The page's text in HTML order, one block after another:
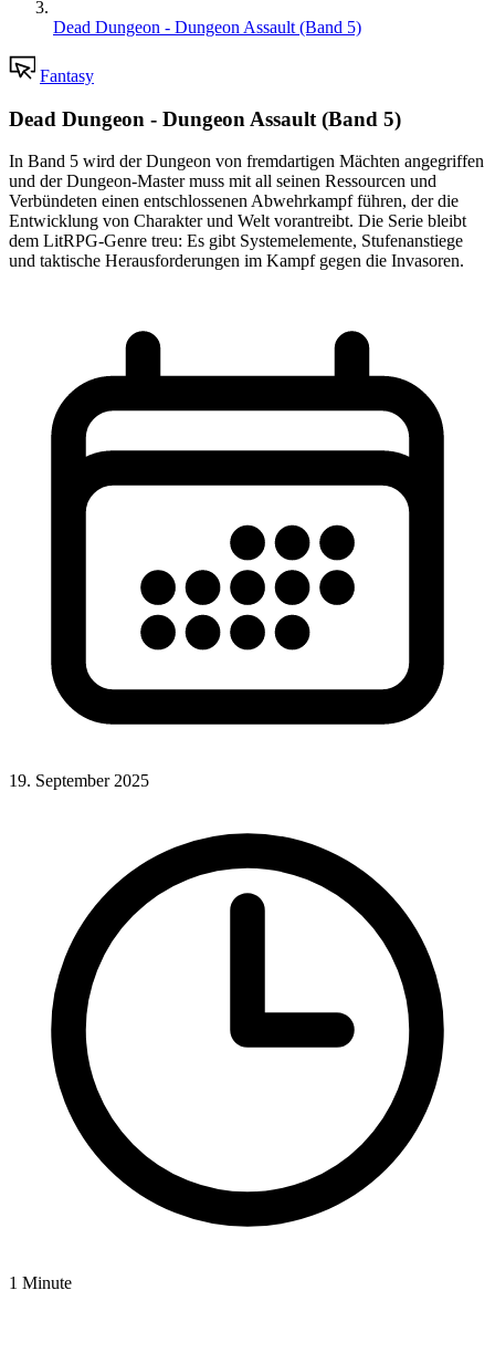
Dead Dungeon - Dungeon Assault (Band 5)
Fantasy
Dead Dungeon - Dungeon Assault (Band 5)
In Band 5 wird der Dungeon von fremdartigen Mächten angegriffen
und der Dungeon-Master muss mit all seinen Ressourcen und
Verbündeten einen entschlossenen Abwehrkampf führen, der die
Entwicklung von Charakter und Welt vorantreibt. Die Serie bleibt
dem LitRPG-Genre treu: Es gibt Systemelemente, Stufenanstiege
und taktische Herausforderungen im Kampf gegen die Invasoren.
19. September 2025
1 Minute